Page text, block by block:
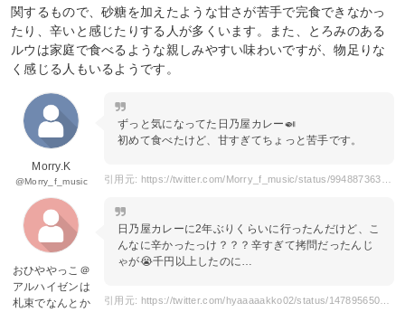
関するもので、砂糖を加えたような甘さが苦手で完食できなかっ
たり、辛いと感じたりする人が多くいます。また、とろみのある
ルウは家庭で食べるような親しみやすい味わいですが、物足りな
く感じる人もいるようです。
Morry.K
@Morry_f_music
ずっと気になってた日乃屋カレー🍛
初めて食べたけど、甘すぎてちょっと苦手です。
おひややっこ＠
アルハイゼンは
札束でなんとか
日乃屋カレーに2年ぶりくらいに行ったんだけど、こ
んなに辛かったっけ？？？辛すぎて拷問だったんじ
ゃが😭千円以上したのに…